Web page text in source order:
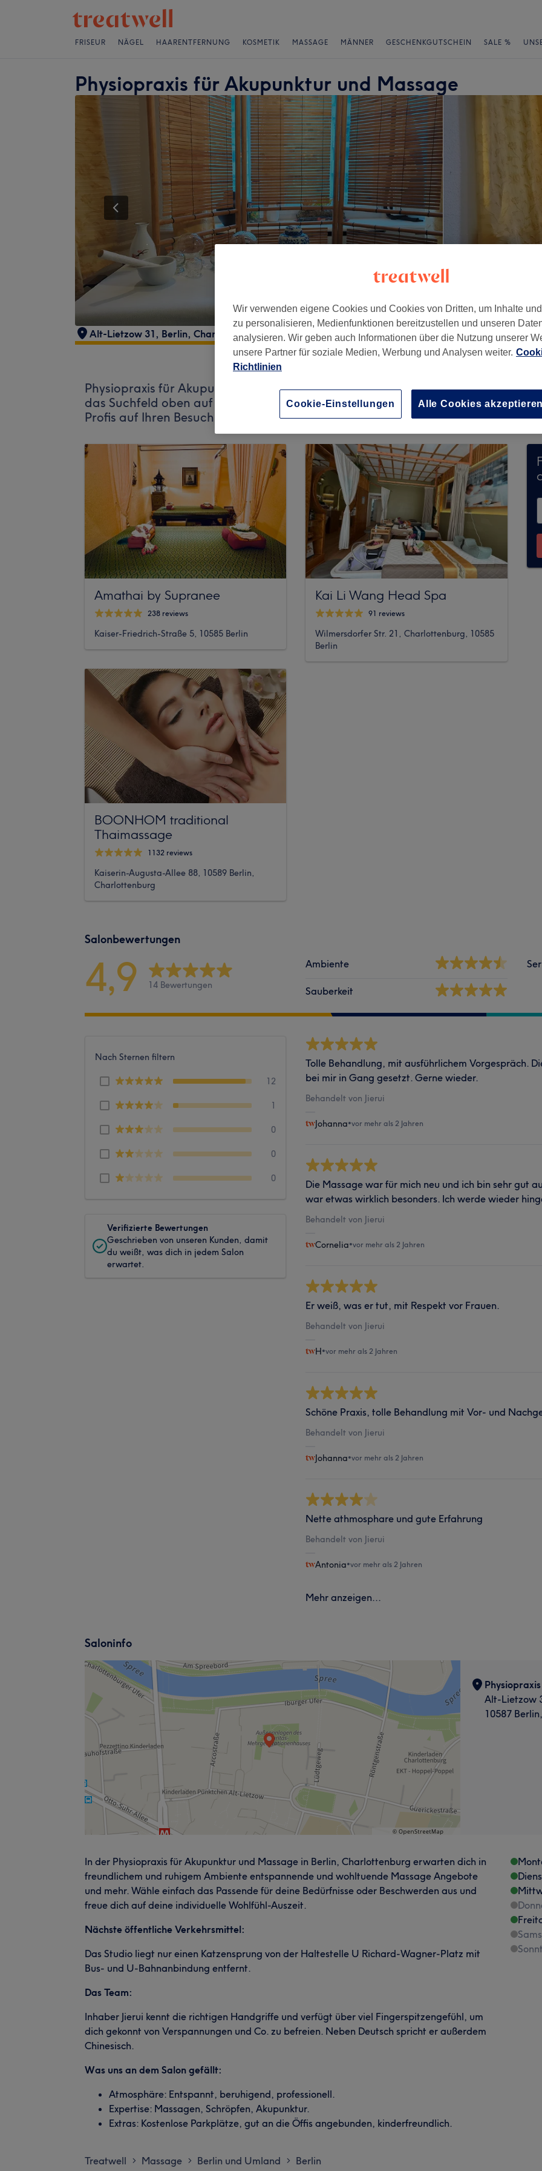
FRISEUR NÄGEL HAARENTFERNUNG KOSMETIK MASSAGE MÄNNER GESCHENKGUTSCHEIN SALE %
Physiopraxis für Akupunktur und Massage
Alt-Lietzow 31 , Berlin, Charlottenburg, 10587
Physiopraxis für Akupunktur und Massage nimmt derzeit keine Buchungen über
das Suchfeld oben auf der Seite, um verfügbare Salons in Ihrer Nähe zu finden.
Profis auf Ihren Besuch.
Amathai by Supranee
238 reviews
Kaiser-Friedrich-Straße 5, 10585 Berlin
BOONHOM traditional
Thaimassage
1132 reviews
Kaiserin-Augusta-Allee 88, 10589 Berlin,
Charlottenburg
Kai Li Wang Head Spa
91 reviews
Wilmersdorfer Str. 21, Charlottenburg, 10585
Berlin
Salonbewertungen
4,9 14 Bewertungen
Ambiente
Sauberkeit
Nach Sternen filtern
12
1
0
0
0
Verifizierte Bewertungen
Geschrieben von unseren Kunden, damit
du weißt, was dich in jedem Salon
erwartet.
Tolle Behandlung, mit ausführlichem Vorgespräch.
bei mir in Gang gesetzt. Gerne wieder.
Behandelt von Jierui
Johanna•vor mehr als 2 Jahren
Die Massage war für mich neu und ich bin sehr gut
war etwas wirklich besonders. Ich werde wieder
Behandelt von Jierui
Cornelia•vor mehr als 2 Jahren
Er weiß, was er tut, mit Respekt vor Frauen.
Behandelt von Jierui
H•vor mehr als 2 Jahren
Schöne Praxis, tolle Behandlung mit Vor- und
Behandelt von Jierui
Johanna•vor mehr als 2 Jahren
Nette athmosphare und gute Erfahrung
Behandelt von Jierui
Antonia•vor mehr als 2 Jahren
Mehr anzeigen...
Saloninfo
Alt-Lietzow
10587
In der Physiopraxis für Akupunktur und Massage in Berlin, Charlottenburg erwarten dich in
freundlichem und ruhigem Ambiente entspannende und wohltuende Massage Angebote
und mehr. Wähle einfach das Passende für deine Bedürfnisse oder Beschwerden aus und
freue dich auf deine individuelle Wohlfühl-Auszeit.
Nächste öffentliche Verkehrsmittel:
Das Studio liegt nur einen Katzensprung von der Haltestelle U Richard-Wagner-Platz mit
Bus- und U-Bahnanbindung entfernt.
Das Team:
Inhaber Jierui kennt die richtigen Handgriffe und verfügt über viel Fingerspitzengefühl, um
dich gekonnt von Verspannungen und Co. zu befreien. Neben Deutsch spricht er außerdem
Chinesisch.
Was uns an dem Salon gefällt:
Atmosphäre: Entspannt, beruhigend, professionell.
Expertise: Massagen, Schröpfen, Akupunktur.
Extras: Kostenlose Parkplätze, gut an die Öffis angebunden, kinderfreundlich.
Treatwell > Massage > Berlin und Umland > Berlin
Wir verwenden eigene Cookies und Cookies von Dritten, um Inhalte
zu personalisieren, Medienfunktionen bereitzustellen und unseren
analysieren. Wir geben auch Informationen über die Nutzung unserer
unsere Partner für soziale Medien, Werbung und Analysen weiter.
Richtlinien
Cookie-Einstellungen Alle Cookies akzeptieren